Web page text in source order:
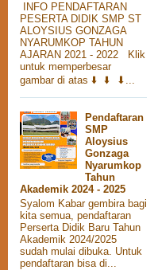
INFO PENDAFTARAN
PESERTA DIDIK SMP ST
ALOYSIUS GONZAGA
NYARUMKOP TAHUN
AJARAN 2021 - 2022 Klik
untuk memperbesar
gambar di atas ⬇️ ⬇️ ⬇...
Pendaftaran
SMP
Aloysius
Gonzaga
Nyarumkop
Tahun
Akademik 2024 - 2025
Syalom Kabar gembira bagi
kita semua, pendaftaran
Perserta Didik Baru Tahun
Akademik 2024/2025
sudah mulai dibuka. Untuk
pendaftaran bisa di...